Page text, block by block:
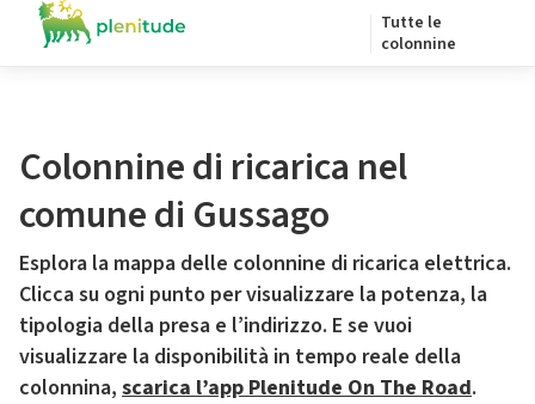
Tutte le
colonnine
Colonnine di ricarica nel
comune di Gussago
Esplora la mappa delle colonnine di ricarica elettrica.
Clicca su ogni punto per visualizzare la potenza, la
tipologia della presa e l’indirizzo. E se vuoi
visualizzare la disponibilità in tempo reale della
colonnina, scarica l’app Plenitude On The Road.